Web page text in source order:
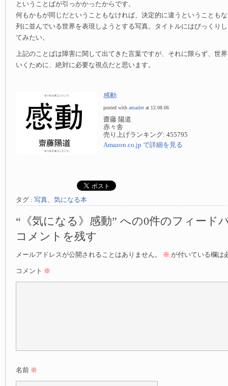
ということばが引っかかったからです。
何もかもが同じだということもなければ、決定的に違うということも
列に並んでいる世界を表現しようとする写真。タイトルにはびっくり
てみたい。
上記のことばは障害に関して出てきた言葉ですが、それに限らず、世
いくために、絶対に必要な視点だと思います。
感動
posted with amazlet at 12.08.06
齋藤 陽道
赤々舎
売り上げランキング: 455795
Amazon.co.jp で詳細を見る
タグ : 写真、 気になる本
“《気になる》感動” への0件のフィード
コメントを残す
メールアドレスが公開されることはありません。 ※ が付いている欄は
コメント ※
名前 ※